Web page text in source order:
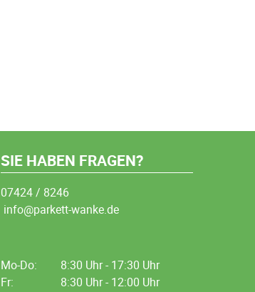
SIE HABEN FRAGEN?
07424 / 8246
info@parkett-wanke.de
Mo-Do:
8:30 Uhr - 17:30 Uhr
Fr:
8:30 Uhr - 12:00 Uhr